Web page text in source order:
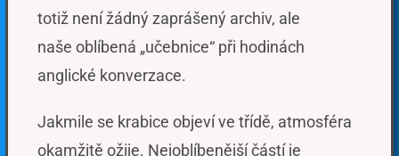
totiž není žádný zaprášený archiv, ale
naše oblíbená „učebnice“ při hodinách
anglické konverzace.
Jakmile se krabice objeví ve třídě, atmosféra
okamžitě ožije. Nejoblíbenější částí je